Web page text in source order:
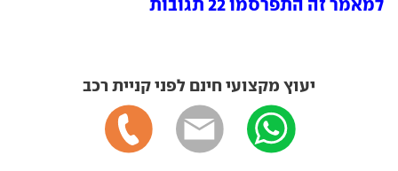
יעוץ מקצועי חינם לפני קניית רכב